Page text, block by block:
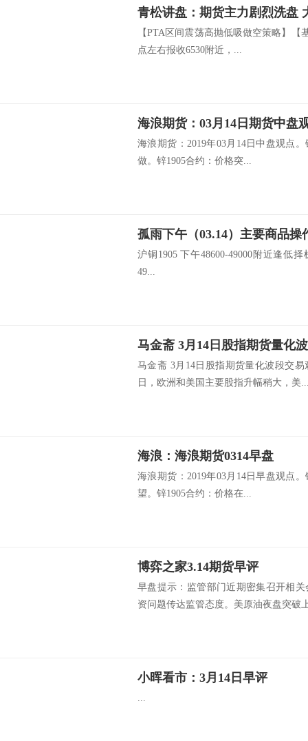
青松讲盘：期货主力剧烈洗盘
【PTA区间震荡高抛低吸做空策略】【
点左右报收6530附近，...
海浪期货：03月14日期货中盘
海浪期货：2019年03月14日中盘观点
做。锌1905合约：价格突...
孤雨下午（03.14）主要商品操
沪铜1905 下午48600-49000附近逢低
49...
马金斋 3月14日股指期货量化
马金斋 3月14日股指期货量化波段交
日，欧洲和美国主要股指升幅稍大，美
海浪：海浪期货0314早盘
海浪期货：2019年03月14日早盘观点
望。锌1905合约：价格在...
博弈之家3.14期货早评
早盘提示：监管部门近期密集召开相
资问题传达监管态度。美原油夜盘突破
小晖看市：3月14日早评
...